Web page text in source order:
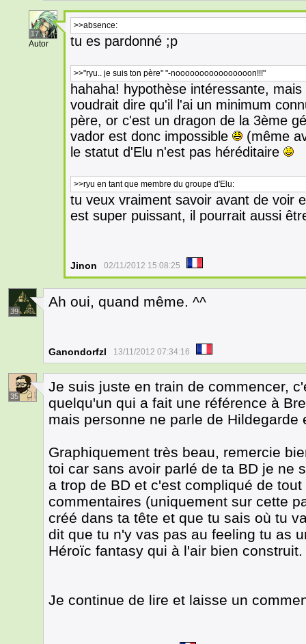
17
Autor
>>absence:
tu es pardonné ;p
>>"ryu.. je suis ton père" "-noooooooooooooooon!!!"
hahaha! hypothèse intéressante,
voudrait dire qu'il l'ai un minimum
père, or c'est un dragon de la 3ème
vador est donc impossible
(même
le statut d'Elu n'est pas héréditaire
>>ryu en tant que membre du groupe d'Elu:
tu veux vraiment savoir avant de voir
est super puissant, il pourrait aussi
Jinon 02/11/2012 15:08:25
39
Ah oui, quand même. ^^
Ganondorfzl 13/11/2012 07:34:16
35
Je suis juste en train de commencer,
quelqu'un qui a fait une référence à
mais personne ne parle de Hildegarde
Graphiquement très beau, remercie
toi car sans avoir parlé de ta BD je ne
a trop de BD et c'est compliqué de
commentaires (uniquement sur cette
créé dans ta tête et que tu sais où tu
dit que tu n'y vas pas au feeling tu as
Héroïc fantasy qui à l'air bien construit.
Je continue de lire et laisse un